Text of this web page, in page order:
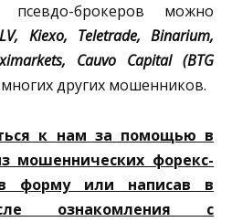
псевдо-брокеров можно
Kiexo, Teletrade, Binarium,
Cauvo Capital (BTG
других мошенников.
к нам за помощью в
мошеннических форекс-
форму или написав в
ознакомления с